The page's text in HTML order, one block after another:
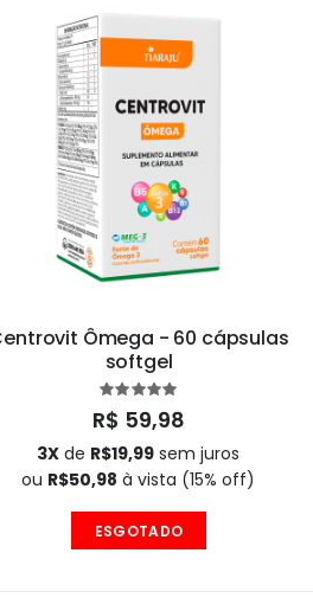
Ômega - 60 cápsulas
softgel
Classificação:
100%
R$ 59,98
3X de R$19,99 sem juros
ou R$50,98 à vista (15% off)
ESGOTADO